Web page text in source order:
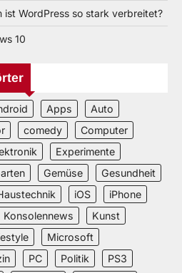
ist WordPress so stark verbreitet?
10
Apps
Auto
comedy
Computer
Experimente
Gemüse
Gesundheit
iOS
iPhone
Konsolennews
Kunst
Microsoft
PC Politik
PS3